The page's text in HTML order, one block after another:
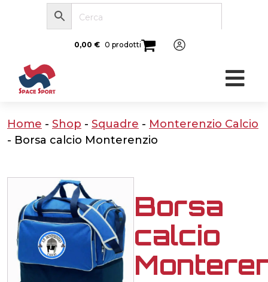
0,00 € 0 prodotti
Home - Shop - Squadre - Monterenzio Calcio
- Borsa calcio Monterenzio
Borsa
calcio